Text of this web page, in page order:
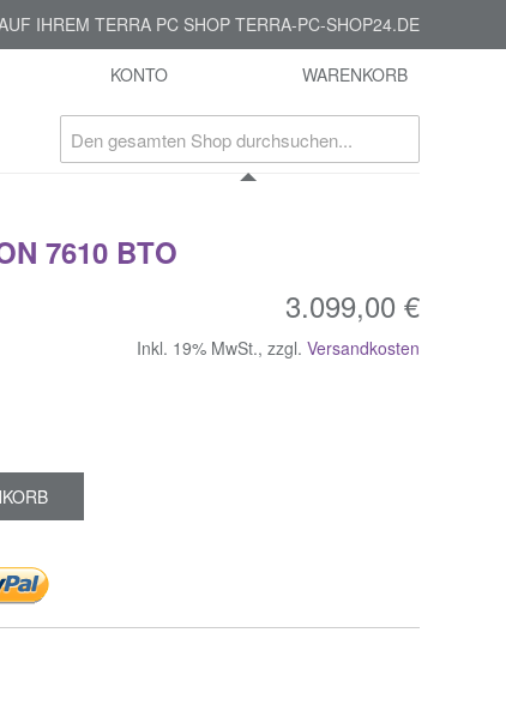
IHREM TERRA PC SHOP TERRA-PC-SHOP24.DE
KONTO WARENKORB
7610 BTO
3.099,00 €
Inkl. 19% MwSt., zzgl. Versandkosten